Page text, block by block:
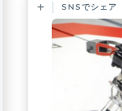
SNSでシェア